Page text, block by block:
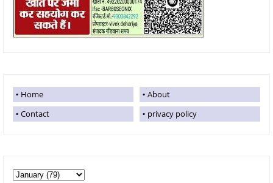
Home
About
Contact
privacy policy